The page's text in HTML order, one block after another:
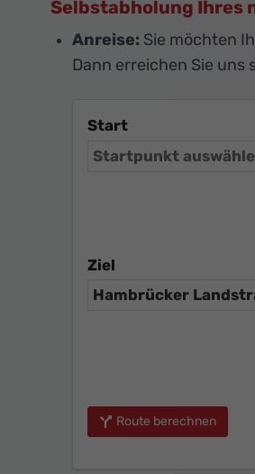
Selbstabholung Ihres
Anreise: Sie möchten
Dann erreichen Sie uns
Start
Ziel
Route berechnen